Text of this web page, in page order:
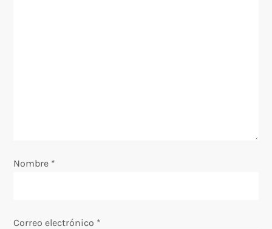
n
r
Nombre *
Correo electrónico *